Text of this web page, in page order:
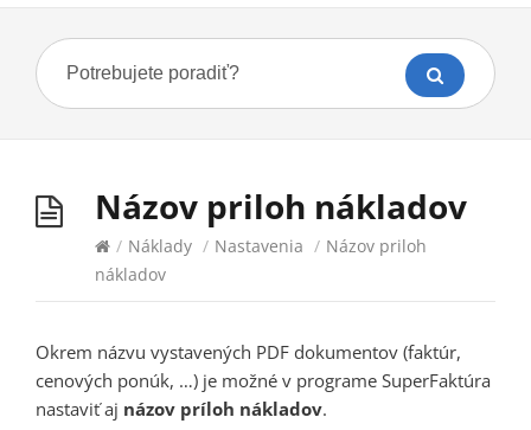
Názov priloh nákladov
/ Náklady / Nastavenia / Názov priloh
nákladov
Okrem názvu vystavených PDF dokumentov (faktúr,
cenových ponúk, …) je možné v programe SuperFaktúra
nastaviť aj názov príloh nákladov.